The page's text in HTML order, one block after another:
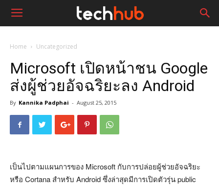
Home Uncategorized
Microsoft เปิดหน้าชน Google
ส่งผู้ช่วยอัจฉริยะลง Android
By Kannika Padphai - August 25, 2015
เป็นไปตามแผนการของ Microsoft กับการปล่อยผู้ช่วยอัจฉริยะ
หรือ Cortana สำหรับ Android ซึ่งล่าสุดมีการเปิดตัวรุ่น public